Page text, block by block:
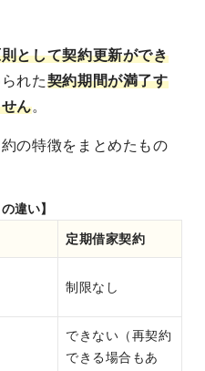
として契約更新ができ
れた契約期間が満了す
ん。
の特徴をまとめたもの
違い】
定期借家契約
制限なし
できない（再契約
できる場合もあ